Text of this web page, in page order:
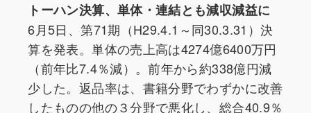
トーハン決算、単体・連結とも減収減益に
6月5日、第71期（H29.4.1～同30.3.31）決
算を発表。単体の売上高は4274億6400万円
（前年比7.4％減）。前年から約338億円減
少した。返品率は、書籍分野でわずかに改善
したものの他の３分野で悪化し、総合40.9％